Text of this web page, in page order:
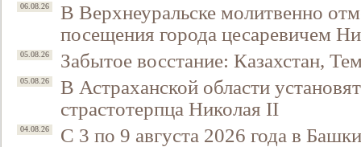
06.08.26
В Верхнеуральске молитвенно
посещения города цесаревичем
05.08.26 Забытое восстание: Казахстан,
05.08.26
В Астраханской области
страстотерпца Николая II
04.08.26
С 3 по 9 августа 2026 года в